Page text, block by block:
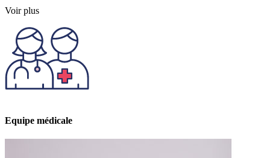
Voir plus
Equipe médicale